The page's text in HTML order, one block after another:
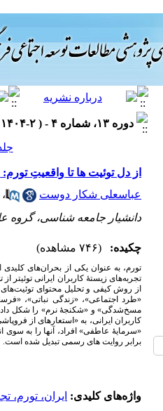
دوره ۱۳، شماره ۴ - ( ۲-۱۴۰۴ )
جلد ۱۳ شماره ۴
از دل توئیت ها تا واقعیتِ تورم:
عباسعلی شکار دوست
،
دانشیار جامعه شناسی، گروه
چکیده: (۷۴۶ مشاهده)
تورم، به‌ عنوان یکی از بحران‌های
تجربه‌های زیستۀ کاربران ایرانی
«طرد اجتماعی»، «زندگی نباتی»،
مسخ‌شدگی» و «شکنجۀ نرم» را شکل
کاربران ایرانی، به «استعاره­ای از
«سرمایۀ عاطفی» افراد، آن­ها را به سوی
برابر روایت­ های رسمی تبدیل شده است.
واژه‌های کلیدی: ایران، تورم،